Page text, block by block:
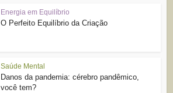
Energia em Equilíbrio
O Perfeito Equilíbrio da Criação
Saúde Mental
Danos da pandemia: cérebro pandêmico,
você tem?